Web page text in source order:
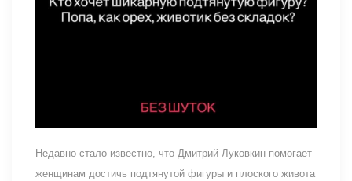
Недавно стало известно, что Дмитрий Луковкин помогает
женщинам достичь подтянутой фигуры и плоского живота